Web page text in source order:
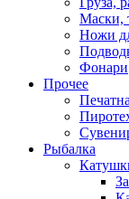
Маски,
Ножи
Фонари
Прочее
Рыбалка